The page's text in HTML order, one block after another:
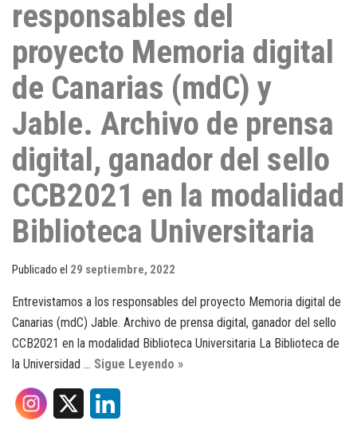
responsables del
proyecto Memoria digital
de Canarias (mdC) y
Jable. Archivo de prensa
digital, ganador del sello
CCB2021 en la modalidad
Biblioteca Universitaria
Publicado el 29 septiembre, 2022
Entrevistamos a los responsables del proyecto Memoria digital de
Canarias (mdC) Jable. Archivo de prensa digital, ganador del sello
CCB2021 en la modalidad Biblioteca Universitaria La Biblioteca de
la Universidad … Sigue Leyendo »